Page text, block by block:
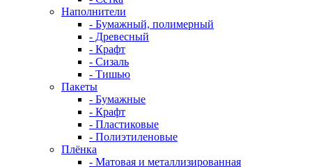
Наполнители
- Бумажный, полимерный
- Древесный
- Крафт
- Сизаль
- Тишью
Пакеты
- Бумажные
- Крафт
- Пластиковые
- Полиэтиленовые
Плёнка
- Матовая и металлизированная